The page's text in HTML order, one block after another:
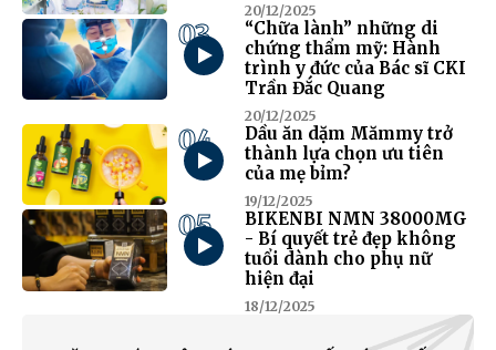
20/12/2025
03
“Chữa lành” những di
chứng thẩm mỹ: Hành
trình y đức của Bác sĩ CKI
Trần Đắc Quang
20/12/2025
04
Dầu ăn dặm Mămmy trở
thành lựa chọn ưu tiên
của mẹ bỉm?
19/12/2025
05
BIKENBI NMN 38000MG
- Bí quyết trẻ đẹp không
tuổi dành cho phụ nữ
hiện đại
18/12/2025